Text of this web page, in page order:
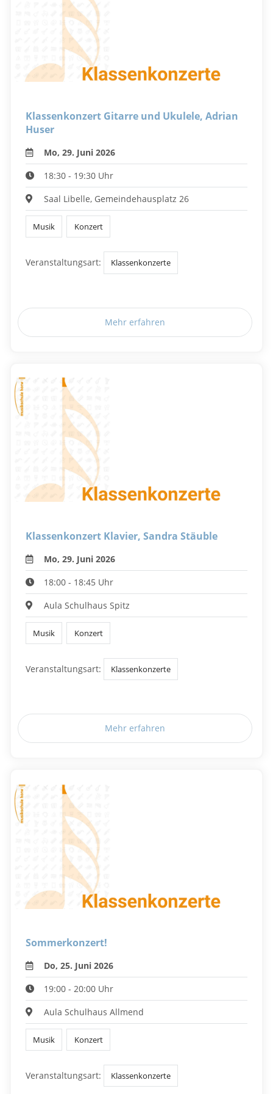
Klassenkonzert Gitarre und Ukulele, Adrian
Huser
Mo, 29. Juni 2026
18:30 - 19:30 Uhr
Saal Libelle, Gemeindehausplatz 26
Musik Konzert
Veranstaltungsart: Klassenkonzerte
Mehr erfahren
Klassenkonzert Klavier, Sandra Stäuble
Mo, 29. Juni 2026
18:00 - 18:45 Uhr
Aula Schulhaus Spitz
Musik Konzert
Veranstaltungsart: Klassenkonzerte
Mehr erfahren
Sommerkonzert!
Do, 25. Juni 2026
19:00 - 20:00 Uhr
Aula Schulhaus Allmend
Musik Konzert
Veranstaltungsart: Klassenkonzerte